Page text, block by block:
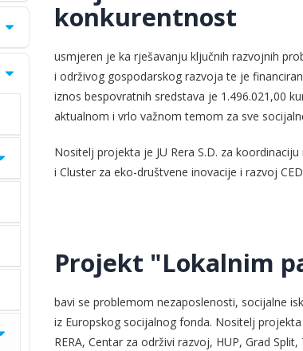
konkurentnost
usmjeren je ka rješavanju ključnih razvojnih
i održivog gospodarskog razvoja te je
iznos bespovratnih sredstava je 1.496.021,00
aktualnom i vrlo važnom temom za sve
Nositelj projekta je JU Rera S.D. za
i Cluster za eko-društvene inovacije i razvoj
Projekt "Lokalnim
bavi se problemom nezaposlenosti, socijalne
iz Europskog socijalnog fonda. Nositelj
RERA, Centar za održivi razvoj, HUP, Grad